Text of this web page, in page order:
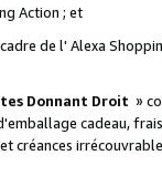
Action ; et
de l' Alexa
Donnant Droit »
cadeau,
créances